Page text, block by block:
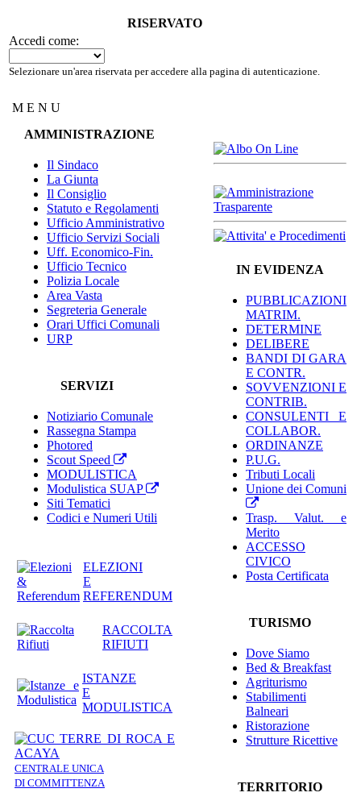
RISERVATO
Accedi come:
Selezionare un'area riservata per accedere alla pagina di autenticazione.
M E N U
AMMINISTRAZIONE
Il Sindaco
La Giunta
Il Consiglio
Statuto e Regolamenti
Ufficio Amministrativo
Ufficio Servizi Sociali
Uff. Economico-Fin.
Ufficio Tecnico
Polizia Locale
Area Vasta
Segreteria Generale
Orari Uffici Comunali
URP
SERVIZI
Notiziario Comunale
Rassegna Stampa
Photored
Scout Speed
MODULISTICA
Modulistica SUAP
Siti Tematici
Codici e Numeri Utili
ELEZIONI
E
REFERENDUM
RACCOLTA
RIFIUTI
ISTANZE
E
MODULISTICA
CENTRALE UNICA
DI COMMITTENZA
IN EVIDENZA
PUBBLICAZIONI
MATRIM.
DETERMINE
DELIBERE
BANDI DI GARA
E CONTR.
SOVVENZIONI E
CONTRIB.
CONSULENTI E
COLLABOR.
ORDINANZE
P.U.G.
Tributi Locali
Unione dei Comuni
Trasp. Valut. e
Merito
ACCESSO
CIVICO
Posta Certificata
TURISMO
Dove Siamo
Bed & Breakfast
Agriturismo
Stabilimenti
Balneari
Ristorazione
Strutture Ricettive
TERRITORIO